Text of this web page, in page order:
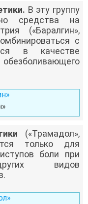
В эту группу
средства на
(«Баралгин»,
с
в качестве
(«Трамадол»,
только для
боли при
видов